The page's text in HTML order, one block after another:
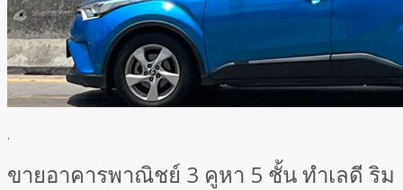
.
ขายอาคารพาณิชย์ 3 คูหา 5 ชั้น ทำเลดี ริม